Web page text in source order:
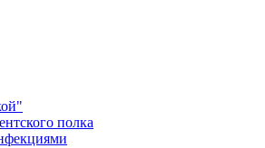
полка